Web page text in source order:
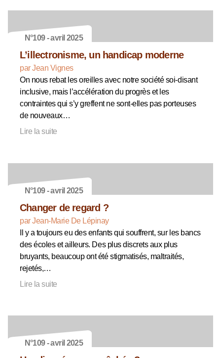
N°109 - avril 2025
L’illectronisme, un handicap moderne
par Jean Vignes
On nous rebat les oreilles avec notre société soi-disant
inclusive, mais l’accélération du progrès et les
contraintes qui s’y greffent ne sont-elles pas porteuses
de nouveaux…
Lire la suite
N°109 - avril 2025
Changer de regard ?
par Jean-Marie De Lépinay
Il y a toujours eu des enfants qui souffrent, sur les bancs
des écoles et ailleurs. Des plus discrets aux plus
bruyants, beaucoup ont été stigmatisés, maltraités,
rejetés,…
Lire la suite
N°109 - avril 2025